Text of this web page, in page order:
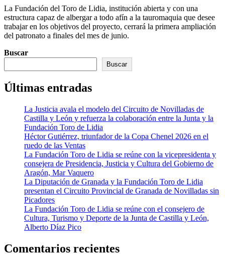
La Fundación del Toro de Lidia, institución abierta y con una
estructura capaz de albergar a todo afín a la tauromaquia que desee
trabajar en los objetivos del proyecto, cerrará la primera ampliación
del patronato a finales del mes de junio.
Buscar
Buscar
Últimas entradas
La Justicia avala el modelo del Circuito de Novilladas de
Castilla y León y refuerza la colaboración entre la Junta y la
Fundación Toro de Lidia
Héctor Gutiérrez, triunfador de la Copa Chenel 2026 en el
ruedo de las Ventas
La Fundación Toro de Lidia se reúne con la vicepresidenta y
consejera de Presidencia, Justicia y Cultura del Gobierno de
Aragón, Mar Vaquero
La Diputación de Granada y la Fundación Toro de Lidia
presentan el Circuito Provincial de Granada de Novilladas sin
Picadores
La Fundación Toro de Lidia se reúne con el consejero de
Cultura, Turismo y Deporte de la Junta de Castilla y León,
Alberto Díaz Pico
Comentarios recientes